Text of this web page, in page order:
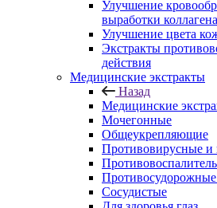
Улучшение
выработки коллагена
Улучшение цвета
Экстракты
действия
Медицинские экстракты
Назад
Медицинские
Мочегонные
Общеукрепляющие
Противовирусные
Сосудистые